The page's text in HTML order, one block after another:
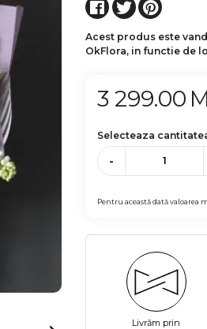
Acest produs este
OkFlora, in functie de
3 299.00
Selecteaza
-
Pentru această dată
Livrăm prin